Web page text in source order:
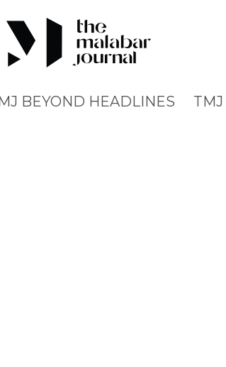
BEYOND HEADLINES